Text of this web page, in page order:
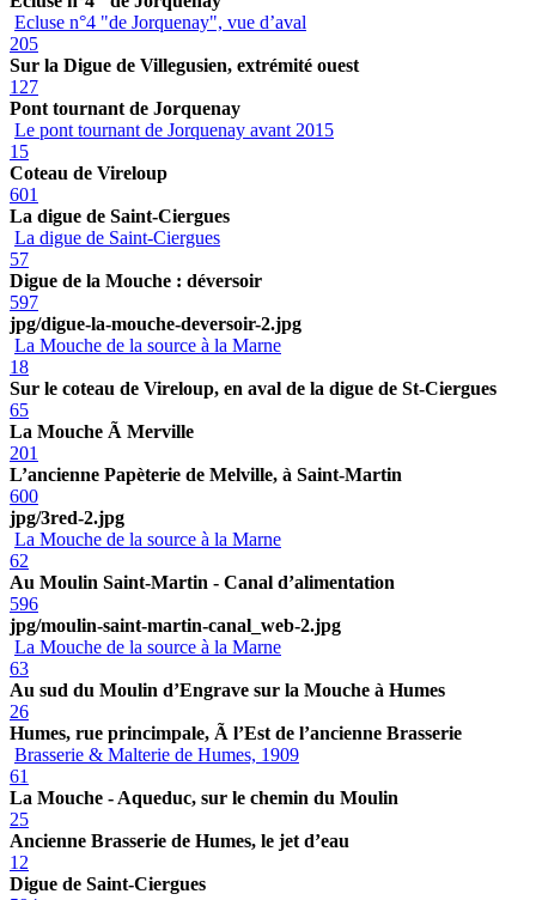
Ecluse n°4 "de Jorquenay", vue d’aval
205
Sur la Digue de Villegusien, extrémité ouest
127
Pont tournant de Jorquenay
Le pont tournant de Jorquenay avant 2015
15
Coteau de Vireloup
601
La digue de Saint-Ciergues
La digue de Saint-Ciergues
57
Digue de la Mouche : déversoir
597
jpg/digue-la-mouche-deversoir-2.jpg
La Mouche de la source à la Marne
18
Sur le coteau de Vireloup, en aval de la digue de St-Ciergues
65
La Mouche Ã Merville
201
L’ancienne Papèterie de Melville, à Saint-Martin
600
jpg/3red-2.jpg
La Mouche de la source à la Marne
62
Au Moulin Saint-Martin - Canal d’alimentation
596
jpg/moulin-saint-martin-canal_web-2.jpg
La Mouche de la source à la Marne
63
Au sud du Moulin d’Engrave sur la Mouche à Humes
26
Humes, rue princimpale, Ã l’Est de l’ancienne Brasserie
Brasserie & Malterie de Humes, 1909
61
La Mouche - Aqueduc, sur le chemin du Moulin
25
Ancienne Brasserie de Humes, le jet d’eau
12
Digue de Saint-Ciergues